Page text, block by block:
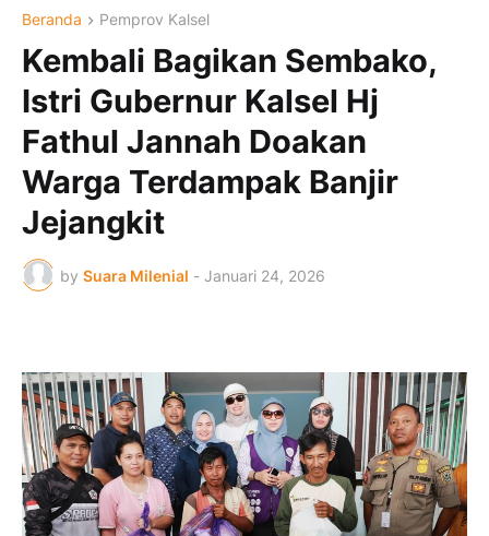
Beranda Pemprov Kalsel
Kembali Bagikan Sembako,
Istri Gubernur Kalsel Hj
Fathul Jannah Doakan
Warga Terdampak Banjir
Jejangkit
by Suara Milenial - Januari 24, 2026